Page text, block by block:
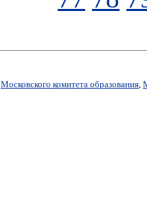
Московского комитета образования,